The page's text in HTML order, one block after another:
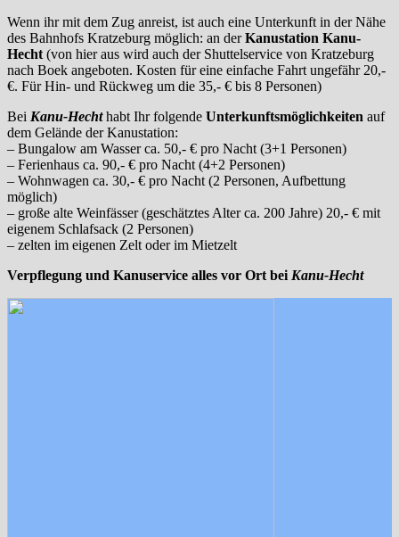
Wenn ihr mit dem Zug anreist, ist auch eine Unterkunft in der Nähe
des Bahnhofs Kratzeburg möglich: an derKanustation Kanu-
Hecht (von hier aus wird auch der Shuttelservice von Kratzeburg
nach Boek angeboten. Kosten für eine einfache Fahrt ungefähr 20,-
€. Für Hin- und Rückweg um die 35,- € bis 8 Personen)
Bei Kanu-Hechthabt Ihr folgende Unterkunftsmöglichkeiten auf
dem Gelände der Kanustation:
– Bungalow am Wasser ca. 50,- € pro Nacht (3+1 Personen)
– Ferienhaus ca. 90,- € pro Nacht (4+2 Personen)
– Wohnwagen ca. 30,- € pro Nacht (2 Personen, Aufbettung
möglich)
– große alte Weinfässer (geschätztes Alter ca. 200 Jahre) 20,- € mit
eigenem Schlafsack (2 Personen)
– zelten im eigenen Zelt oder im Mietzelt
Verpflegung und Kanuservice alles vor Ort bei Kanu-Hecht